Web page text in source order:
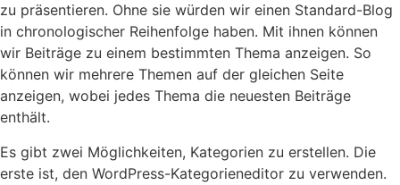
zu präsentieren. Ohne sie würden wir einen Standard-Blog
in chronologischer Reihenfolge haben. Mit ihnen können
wir Beiträge zu einem bestimmten Thema anzeigen. So
können wir mehrere Themen auf der gleichen Seite
anzeigen, wobei jedes Thema die neuesten Beiträge
enthält.
Es gibt zwei Möglichkeiten, Kategorien zu erstellen. Die
erste ist, den WordPress-Kategorieneditor zu verwenden.